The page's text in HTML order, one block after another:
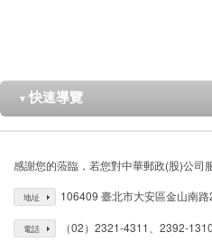
▼ 快速導覽
感謝您的蒞臨，若您對中華郵政(股)公司
地址 106409 臺北市大安區金山南
電話 （02）2321-4311、2392-